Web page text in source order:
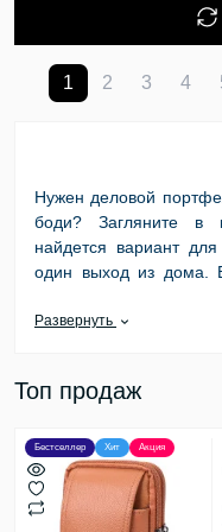
1 2 3 4
Нужен деловой
боди? Загляните в
найдется вариант
один выход из дома.
человека.
Превосходное
преимущество,
сайте онлайн-
стилевом
Развернуть
Топ продаж
Бестселлер Хит Акция